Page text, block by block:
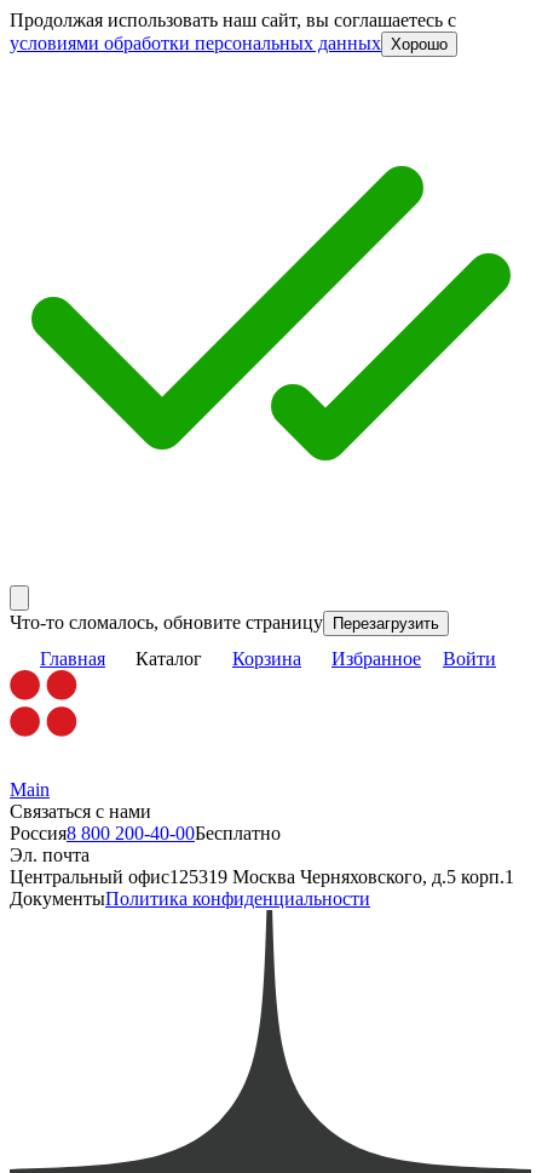
Продолжая использовать наш сайт, вы соглашаетесь c
условиями обработки персональных данных Хорошо
Что-то сломалось, обновите страницу Перезагрузить
Главная Каталог Корзина Избранное Войти
Main
Связаться с нами
Россия8 800 200-40-00Бесплатно
Эл. почта
Центральный офис125319 Москва Черняховского, д.5 корп.1
ДокументыПолитика конфиденциальности